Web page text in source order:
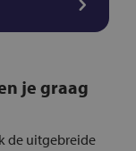
je graag
de uitgebreide